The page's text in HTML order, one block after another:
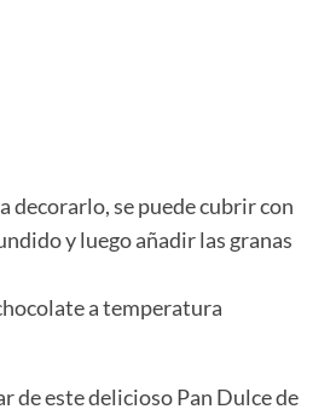
decorarlo, se puede cubrir con
y luego añadir las granas
a temperatura
de este delicioso Pan Dulce de